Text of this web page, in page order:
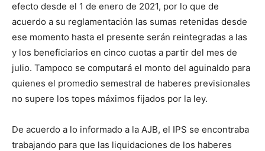
efecto desde el 1 de enero de 2021, por lo que de
acuerdo a su reglamentación las sumas retenidas desde
ese momento hasta el presente serán reintegradas a las
y los beneficiarios en cinco cuotas a partir del mes de
julio. Tampoco se computará el monto del aguinaldo para
quienes el promedio semestral de haberes previsionales
no supere los topes máximos fijados por la ley.
De acuerdo a lo informado a la AJB, el IPS se encontraba
trabajando para que las liquidaciones de los haberes